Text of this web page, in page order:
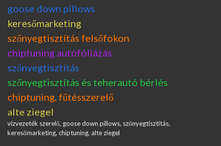
goose down pillows
keresőmarketing
szőnyegtisztítás felsőfokon
chiptuning autófóliázás
szőnyegtisztítás
szőnyegtisztítás és teherautó bérlés
chiptuning, fűtésszerelő
alte ziegel
vízvezeték szerelő, goose down pillows, szőnyegtisztítás,
keresőmarketing, chiptuning, alte ziegel